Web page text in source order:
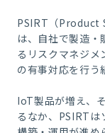
PSIRT（
は、自社で製造
るリスクマネジメ
の有事対応を行う
IoT製品が増え、
るなか、PSIRTは